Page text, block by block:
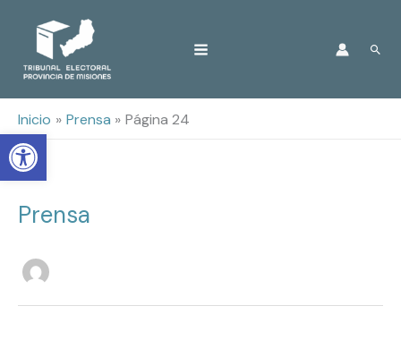
Open toolbar
Inicio Prensa Página 24
Prensa